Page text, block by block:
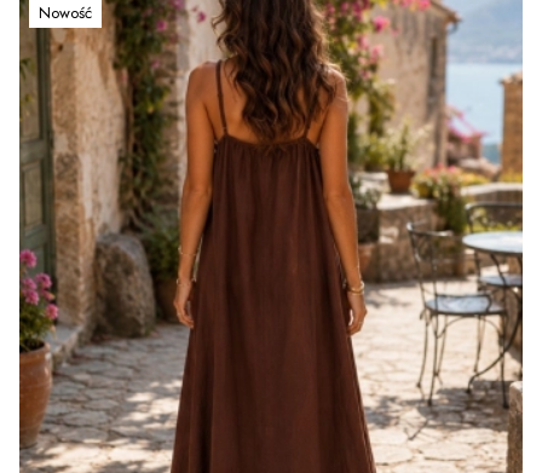
Nowość